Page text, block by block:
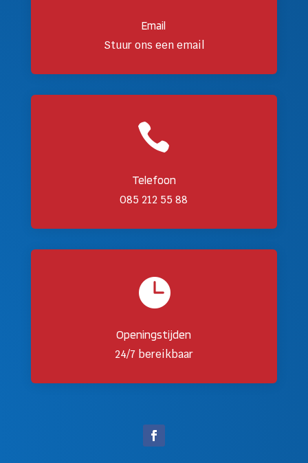
Email
Stuur ons een email

Telefoon
085 212 55 88

Openingstijden
24/7 bereikbaar